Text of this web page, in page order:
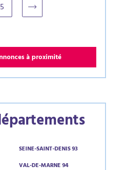
5
à proximité
SEINE-SAINT-DENIS 93
VAL-DE-MARNE 94